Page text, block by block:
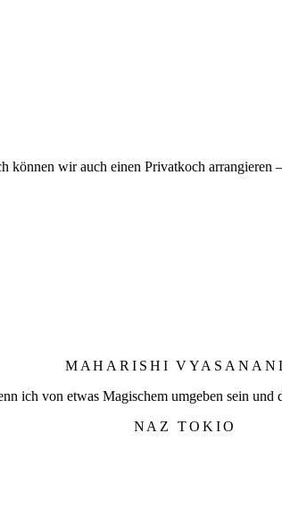
können wir auch einen Privatkoch
MAHARISHI
ich von etwas Magischem umgeben sein
NAZ TOKIO